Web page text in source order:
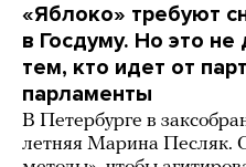
«Яблоко» требуют
в Госдуму. Но это
тем, кто идет от
парламенты
В Петербурге в
летняя Марина Песляк.